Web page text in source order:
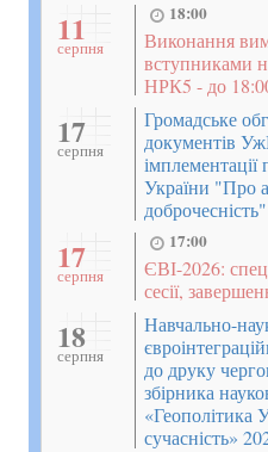
11
серпня
18:00
Виконання
вступниками
НРК5 - до
17
серпня
Громадське
документів
України "Про
доброчесність"
17
серпня
17:00
ЄВІ-2026:
сесії,
18
серпня
Навчально-
до друку
збірника
«Геополітика
сучасність»